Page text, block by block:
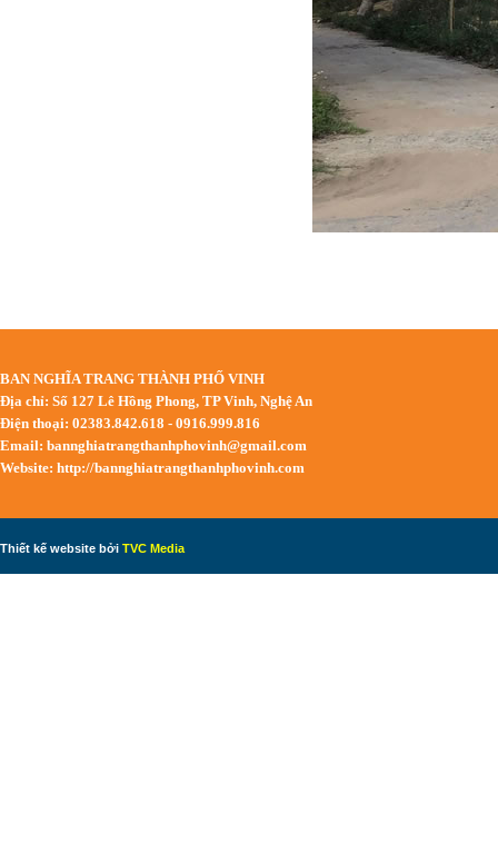
BAN NGHĨA TRANG THÀNH PHỐ VINH
Địa chỉ: Số 127 Lê Hồng Phong, TP Vinh, Nghệ An
Điện thoại: 02383.842.618 - 0916.999.816
Email: bannghiatrangthanhphovinh@gmail.com
Website: http://bannghiatrangthanhphovinh.com
Thiết kế website bởi TVC Media